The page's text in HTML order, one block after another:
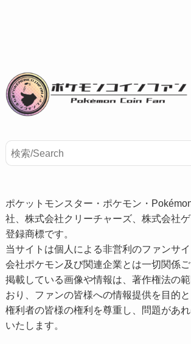
ポケットモンスター・ポケモン・
社、株式会社クリーチャーズ、株式会社
登録商標です。
当サイトは個人による非営利のファンサ
会社ポケモン及び関連企業とは一切関係ご
掲載している画像や情報は、著作権法の
おり、ファンの皆様への情報提供を目的と
権利者の皆様の権利を尊重し、問題があ
いたします。